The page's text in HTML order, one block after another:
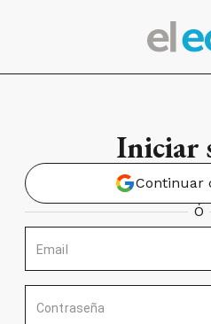
Iniciar
Continuar
Ó
Email
Contraseña